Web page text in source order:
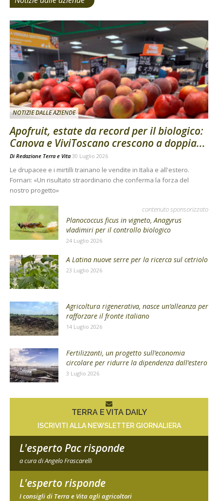
NOTIZIE DALLE AZIENDE
Apofruit, estate da record per il biologico:
Canova e ViviToscano crescono a doppia...
Di Redazione Terra e Vita 30 Luglio 2026
Le drupacee e i mirtilli trainano le vendite in Italia e all'estero.
Fornari: «Un risultato straordinario che conferma la forza del
nostro progetto»
contenuto sponsorizzato
Planococcus ficus in vigneto, Anagyrus
vladimiri per il controllo biologico
24 Luglio 2026
A Latina nuove serre per la ricerca sul cetriolo
23 Luglio 2026
Agricoltura rigenerativa, nasce un’alleanza per
rafforzare il fronte italiano
14 Luglio 2026
Fertilizzanti, un progetto sull’economia
circolare per ridurre la dipendenza dall’estero
3 Luglio 2026
TERRA E VITA DAILY
ISCRIVITI ALLA NEWSLETTER GIORNALIERA
L'esperto Pac risponde
a cura di Angelo Frascarelli
L'esperto risponde
I consigli di Terra e Vita agli agricoltori